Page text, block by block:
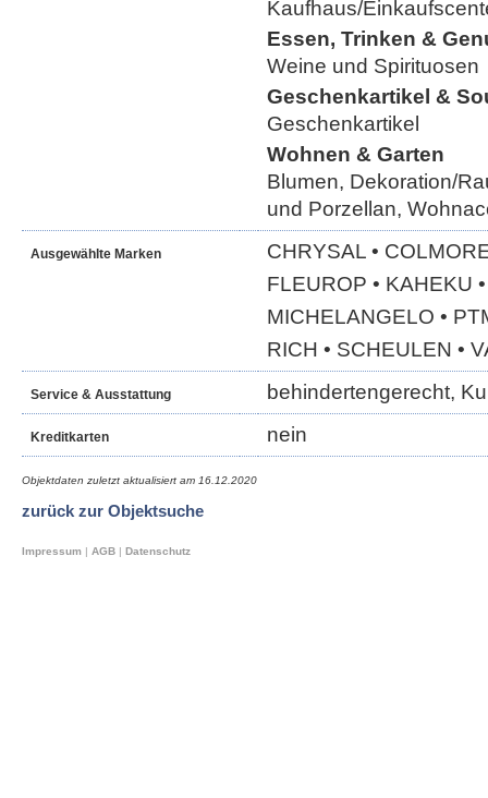
Kaufhaus/
Essen, Trinken &
Weine und Spirituosen
Geschenkartikel &
Geschenkartikel
Wohnen & Garten
Blumen, Dekoration/
und Porzellan,
Ausgewählte Marken
CHRYSAL •
FLEUROP • KAHEKU
MICHELANGELO •
RICH • SCHEULEN •
Service & Ausstattung behindertengerecht,
Kreditkarten nein
Objektdaten zuletzt aktualisiert am 16.12.2020
zurück zur Objektsuche
Impressum | AGB | Datenschutz